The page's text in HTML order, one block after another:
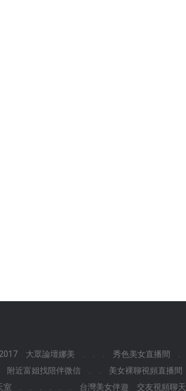
大眾論壇娜美 秀色美女直播間
附近富姐找陪伴微信 美女裸聊視頻直播間
室 台灣美女伴遊 交友視頻聊天